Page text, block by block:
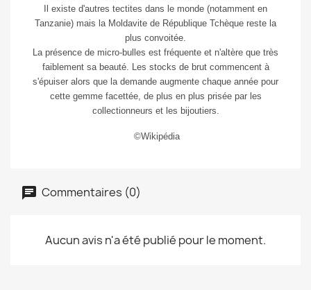
Il existe d'autres tectites dans le monde (notamment en
Tanzanie) mais la Moldavite de République Tchèque reste la
plus convoitée.
La présence de micro-bulles est fréquente et n'altère que très
faiblement sa beauté. Les stocks de brut commencent à
s'épuiser alors que la demande augmente chaque année pour
cette gemme facettée, de plus en plus prisée par les
collectionneurs et les bijoutiers.
©Wikipédia
Commentaires (0)
Aucun avis n'a été publié pour le moment.